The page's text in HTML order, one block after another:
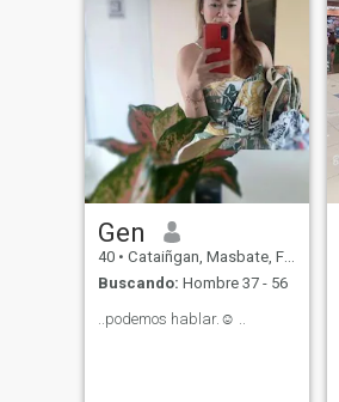
Gen
40 • Cataiñgan, Masbate, Filipinas
Buscando: Hombre 37 - 56
..podemos hablar.☺️ ..